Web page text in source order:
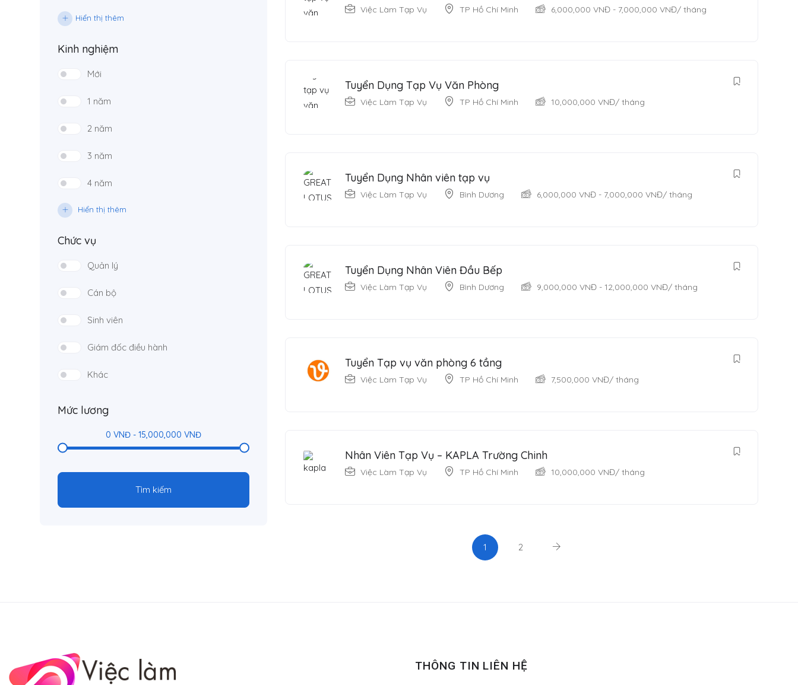
Hiển thị thêm
Kinh nghiệm
Mới
1 năm
2 năm
3 năm
4 năm
Hiển thị thêm
Chức vụ
Quản lý
Cán bộ
Sinh viên
Giám đốc điều hành
Khác
Mức lương
0 VNĐ - 15,000,000 VNĐ
Tìm kiếm
Việc Làm Tạp Vụ TP Hồ Chí Minh 6,000,000 VNĐ - 7,000,000 VNĐ/ tháng
Tuyển Dụng Tạp Vụ Văn Phòng
Việc Làm Tạp Vụ TP Hồ Chí Minh 10,000,000 VNĐ/ tháng
Tuyển Dụng Nhân viên tạp vụ
Việc Làm Tạp Vụ Bình Dương 6,000,000 VNĐ - 7,000,000 VNĐ/ tháng
Tuyển Dụng Nhân Viên Đầu Bếp
Việc Làm Tạp Vụ Bình Dương 9,000,000 VNĐ - 12,000,000 VNĐ/ tháng
Tuyển Tạp vụ văn phòng 6 tầng
Việc Làm Tạp Vụ TP Hồ Chí Minh 7,500,000 VNĐ/ tháng
Nhân Viên Tạp Vụ – KAPLA Trường Chinh
Việc Làm Tạp Vụ TP Hồ Chí Minh 10,000,000 VNĐ/ tháng
1 2
THÔNG TIN LIÊN HỆ